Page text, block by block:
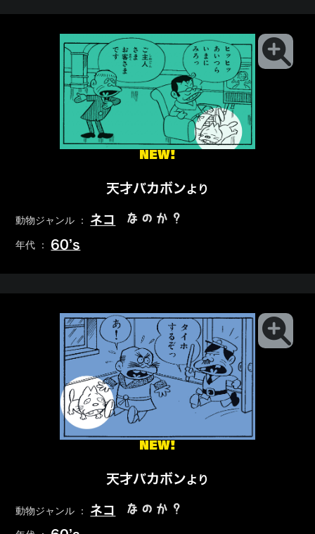
NEW!
天才バカボンより
動物ジャンル ： ネコ なのか？
年代 ： 60’s
NEW!
天才バカボンより
動物ジャンル ： ネコ なのか？